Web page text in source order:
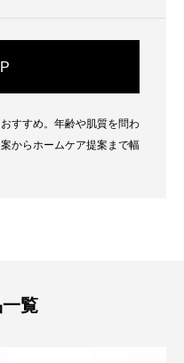
すすめ。年齢や肌質を問わ
からホームケア提案まで幅
覧